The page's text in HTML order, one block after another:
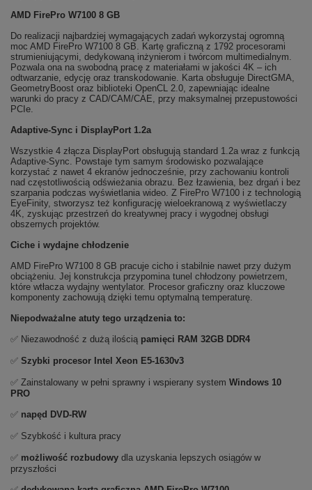
AMD FirePro W7100 8 GB
Do realizacji najbardziej wymagających zadań wykorzystaj ogromną
moc AMD FirePro W7100 8 GB. Kartę graficzną z 1792 procesorami
strumieniującymi, dedykowaną inżynierom i twórcom multimedialnym.
Pozwala ona na swobodną pracę z materiałami w jakości 4K – ich
odtwarzanie, edycję oraz transkodowanie. Karta obsługuje DirectGMA,
GeometryBoost oraz biblioteki OpenCL 2.0, zapewniając idealne
warunki do pracy z CAD/CAM/CAE, przy maksymalnej przepustowości
PCIe.
Adaptive-Sync i DisplayPort 1.2a
Wszystkie 4 złącza DisplayPort obsługują standard 1.2a wraz z funkcją
Adaptive-Sync. Powstaje tym samym środowisko pozwalające
korzystać z nawet 4 ekranów jednocześnie, przy zachowaniu kontroli
nad częstotliwością odświeżania obrazu. Bez łzawienia, bez drgań i bez
szarpania podczas wyświetlania wideo. Z FirePro W7100 i z technologią
EyeFinity, stworzysz też konfigurację wieloekranową z wyświetlaczy
4K, zyskując przestrzeń do kreatywnej pracy i wygodnej obsługi
obszernych projektów.
Ciche i wydajne chłodzenie
AMD FirePro W7100 8 GB pracuje cicho i stabilnie nawet przy dużym
obciążeniu. Jej konstrukcja przypomina tunel chłodzony powietrzem,
które wtłacza wydajny wentylator. Procesor graficzny oraz kluczowe
komponenty zachowują dzięki temu optymalną temperaturę.
Niepodważalne atuty tego urządzenia to:
✅ Niezawodność z dużą ilością pamięci RAM 32GB DDR4
✅ Szybki procesor Intel Xeon E5-1630v3
✅ Zainstalowany w pełni sprawny i wspierany system Windows 10
PRO
✅ napęd DVD-RW
✅ Szybkość i kultura pracy
✅ możliwość rozbudowy dla uzyskania lepszych osiągów w
przyszłości